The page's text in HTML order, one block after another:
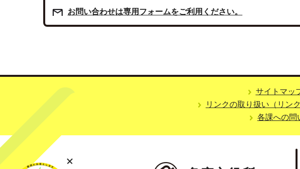
お問い合わせは専用フォームをご利用ください。
サイトマッ
リンクの取り扱い（リン
各課への問